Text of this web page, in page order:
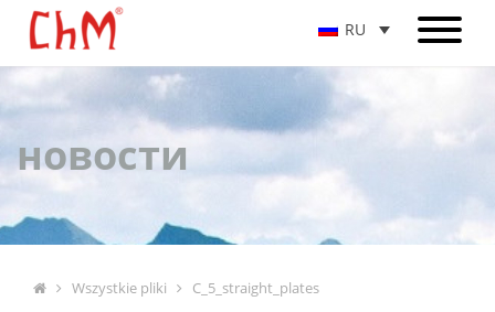
RU
новости
Wszystkie pliki C_5_straight_plates